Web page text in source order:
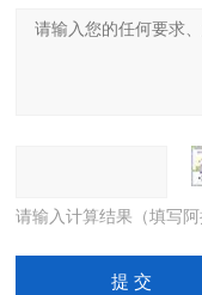
请输入计算结果（填写